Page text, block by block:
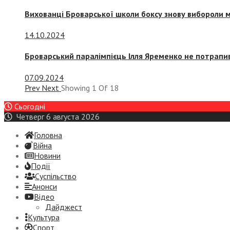
Вихованці Броварської школи боксу знову вибороли
14.10.2024
Броварський паралімпієць Ілля Яременко не
07.09.2024
Prev Next Showing 1 Of 18
Сьогодні
Четверг 6 августа 2026
Головна
Війна
Новини
Події
Суспiльство
Анонси
Відео
Дайджест
Культура
Спорт